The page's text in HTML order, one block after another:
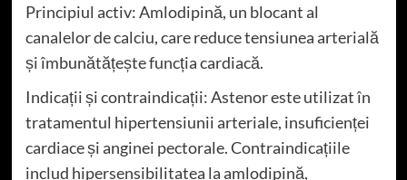
Principiul activ: Amlodipină, un blocant al
canalelor de calciu, care reduce tensiunea arterială
și îmbunătățește funcția cardiacă.
Indicații și contraindicații: Astenor este utilizat în
tratamentul hipertensiunii arteriale, insuficienței
cardiace și anginei pectorale. Contraindicațiile
includ hipersensibilitatea la amlodipină,